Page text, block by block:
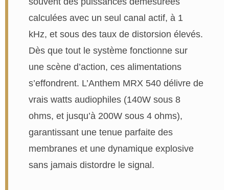
calculées avec un seul canal actif, à 1
kHz, et sous des taux de distorsion élevés.
Dès que tout le système fonctionne sur
une scène d’action, ces alimentations
s’effondrent. L’Anthem MRX 540 délivre de
vrais watts audiophiles (140W sous 8
ohms, et jusqu’à 200W sous 4 ohms),
garantissant une tenue parfaite des
membranes et une dynamique explosive
sans jamais distordre le signal.